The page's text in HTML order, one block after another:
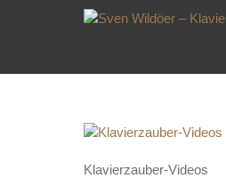
Klavierzauber-Videos